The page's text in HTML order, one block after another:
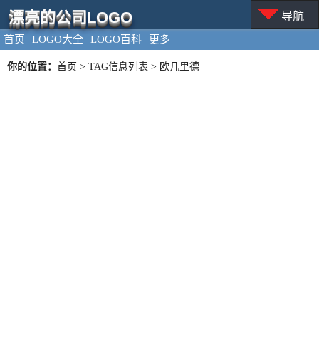
首页 LOGO大全 LOGO百科 更多
漂亮的公司LOGO 导航
你的位置： 首页 > TAG信息列表 > 欧几里德